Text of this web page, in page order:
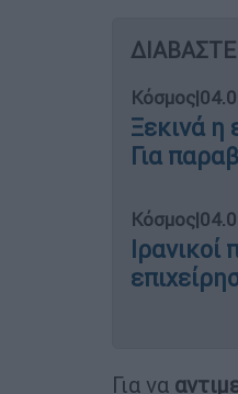
Κόσμος|
Ξεκινά η
Για
Κόσμος|
Ιρανικοί
Για να